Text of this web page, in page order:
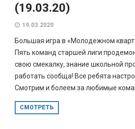
(19.03.20)
19.03.2020
Большая игра в «Молодежном
Пять команд старшей лиги
свою смекалку, знание школьной
работать сообща! Все ребята
Смотрим и болеем за любимые
СМОТРЕТЬ